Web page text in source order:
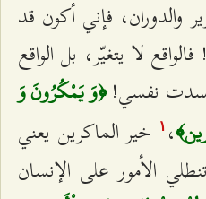
والدوران، فإني أكون قد
لا يتغيّر، بل الواقع
نفسي!﴿وَ يَمْكُرُونَ وَ
، ۱
خير الماكرين يعني
الأمور على الإنسان